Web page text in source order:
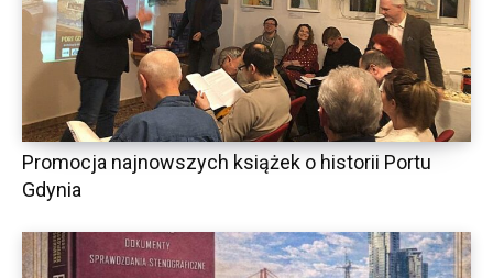
Promocja najnowszych książek o historii Portu
Gdynia